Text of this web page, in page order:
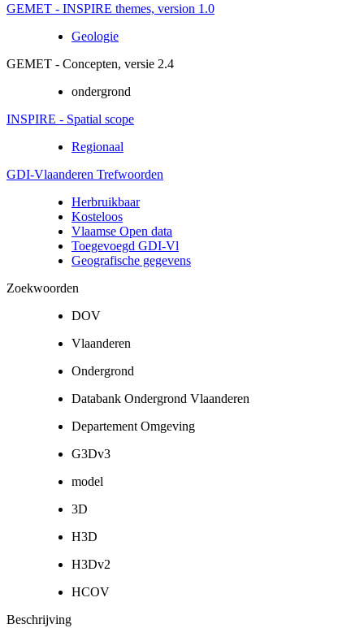
GEMET - INSPIRE themes, version 1.0
Geologie
GEMET - Concepten, versie 2.4
ondergrond
INSPIRE - Spatial scope
Regionaal
GDI-Vlaanderen Trefwoorden
Herbruikbaar
Kosteloos
Vlaamse Open data
Toegevoegd GDI-Vl
Geografische gegevens
Zoekwoorden
DOV
Vlaanderen
Ondergrond
Databank Ondergrond Vlaanderen
Departement Omgeving
G3Dv3
model
3D
H3D
H3Dv2
HCOV
Beschrijving